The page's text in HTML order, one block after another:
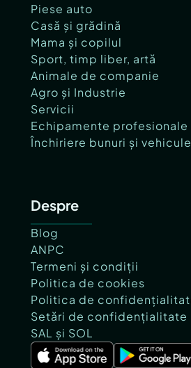
Piese auto
Casă și grădină
Mama și copilul
Sport, timp liber, artă
Animale de companie
Agro și Industrie
Servicii
Echipamente profesionale
Închiriere bunuri și vehicule
Despre
Blog
ANPC
Termeni și condiții
Politica de cookies
Politica de
Setări de confidențialitate
SAL și SOL